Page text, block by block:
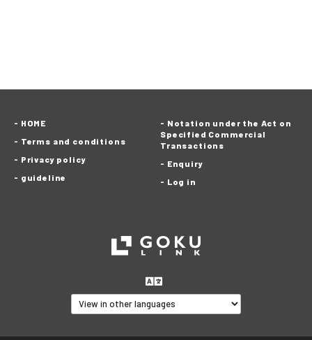
HOME
Terms and conditions
Privacy policy
guideline
Notation under the Act on
Specified Commercial
Transactions
Enquiry
Log in